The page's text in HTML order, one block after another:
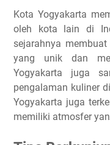
Kota Yogyakarta
oleh kota lain di
sejarahnya
yang unik dan
Yogyakarta juga
pengalaman kuliner
Yogyakarta juga
memiliki atmosfer